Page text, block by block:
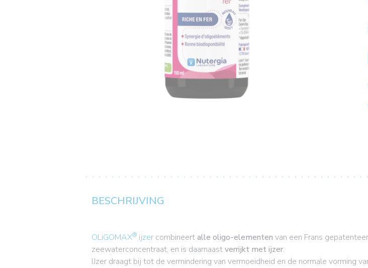
BESCHRIJVING
OLiGOMAX® ijzer combineertalle oligo-elementen van een Frans
zeewaterconcentraat, en is daarnaastverrijkt met ijzer.
IJzer draagt bij tot de vermindering van vermoeidheid en de normale vorming